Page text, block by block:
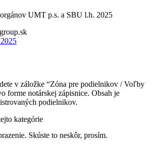
UMT p.s. a SBU l.h. 2025
v záložke “Zóna pre podielnikov / Voľby
forme notárskej zápisnice. Obsah je
podielnikov.
kategórie
Skúste to neskôr, prosím.